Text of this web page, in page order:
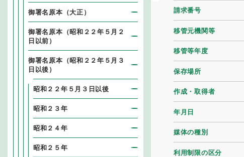
請求番号
移管元機関等
移管等年度
保存場所
作成・取得者
年月日
媒体の種別
利用制限の区分
御署名原本（大正）
御署名原本（昭和２２年５月２
日以前）
御署名原本（昭和２２年５月３
日以後）
昭和２２年５月３日以後
昭和２３年
昭和２４年
昭和２５年